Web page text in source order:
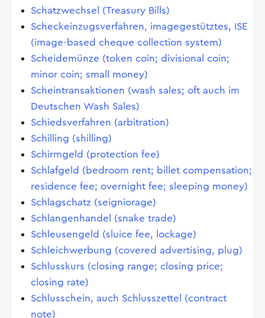
Schatzwechsel (Treasury Bills)
Scheckeinzugsverfahren, imagegestütztes, ISE
(image-based cheque collection system)
Scheidemünze (token coin; divisional coin;
minor coin; small money)
Scheintransaktionen (wash sales; oft auch im
Deutschen Wash Sales)
Schiedsverfahren (arbitration)
Schilling (shilling)
Schirmgeld (protection fee)
Schlafgeld (bedroom rent; billet compensation;
residence fee; overnight fee; sleeping money)
Schlagschatz (seigniorage)
Schlangenhandel (snake trade)
Schleusengeld (sluice fee, lockage)
Schleichwerbung (covered advertising, plug)
Schlusskurs (closing range; closing price;
closing rate)
Schlusschein, auch Schlusszettel (contract
note)